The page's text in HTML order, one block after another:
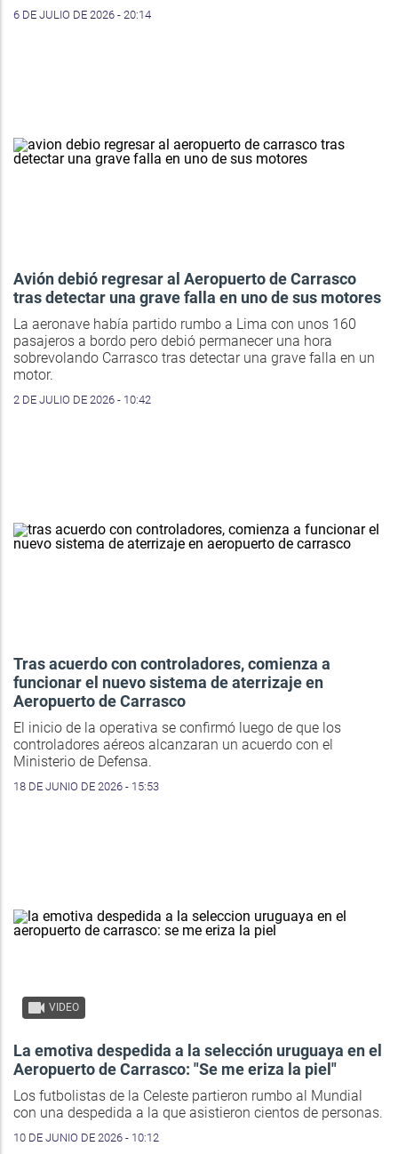
6 DE JULIO DE 2026 - 20:14
Avión debió regresar al Aeropuerto de Carrasco
tras detectar una grave falla en uno de sus motores
La aeronave había partido rumbo a Lima con unos 160
pasajeros a bordo pero debió permanecer una hora
sobrevolando Carrasco tras detectar una grave falla en un
motor.
2 DE JULIO DE 2026 - 10:42
Tras acuerdo con controladores, comienza a
funcionar el nuevo sistema de aterrizaje en
Aeropuerto de Carrasco
El inicio de la operativa se confirmó luego de que los
controladores aéreos alcanzaran un acuerdo con el
Ministerio de Defensa.
18 DE JUNIO DE 2026 - 15:53
VIDEO
La emotiva despedida a la selección uruguaya en el
Aeropuerto de Carrasco: "Se me eriza la piel"
Los futbolistas de la Celeste partieron rumbo al Mundial
con una despedida a la que asistieron cientos de personas.
10 DE JUNIO DE 2026 - 10:12